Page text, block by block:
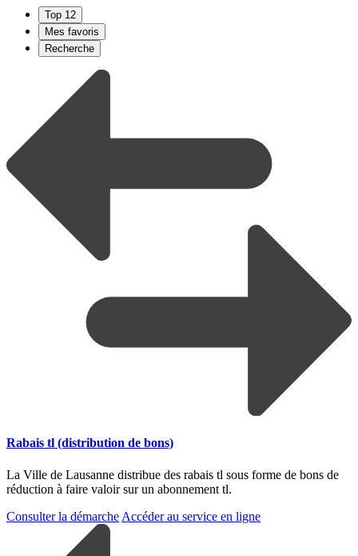
Top 12
Mes favoris
Recherche
Rabais tl (distribution de bons)
La Ville de Lausanne distribue des rabais tl sous forme de bons de
réduction à faire valoir sur un abonnement tl.
Consulter la démarche Accéder au service en ligne